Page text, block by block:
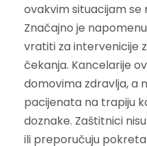
ovakvim situacijam se
Značajno je
vratiti za intervenicije
čekanja. Kancelarije
domovima zdravlja, a
pacijenata na trapiju
doznake. Zaštitnici
ili preporučuju